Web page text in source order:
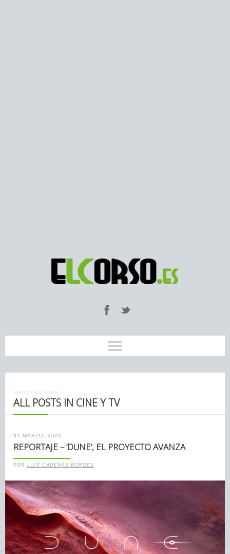
INICIO / NOTICIAS /
ALL POSTS IN CINE Y TV
31 MARZO, 2020
REPORTAJE – ‘DUNE’, EL PROYECTO AVANZA
POR LUIS CADENAS BORGES